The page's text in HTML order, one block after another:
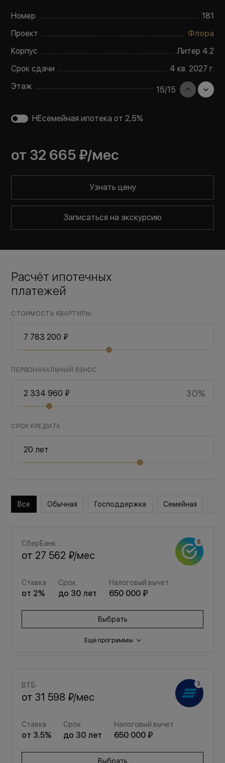
Номер
181
Проект
Флора
Корпус
Литер 4.2
Срок сдачи
4 кв. 2027 г.
Этаж
15/15
НЕсемейная ипотека от 2,5%
от 32 665 ₽/мес
Узнать цену
Записаться на экскурсию
Расчёт ипотечных
платежей
СТОИМОСТЬ КВАРТИРЫ
ПЕРВОНАЧАЛЬНЫЙ ВЗНОС
30%
СРОК КРЕДИТА
Все Обычная Господдержка Семейная
СберБанк
от 27 562 ₽/мес
Ставка
от 2%
Срок
до 30 лет
Налоговый вычет
650 000 ₽
Выбрать
Ещё программы
от36 906 ₽/мес
от3.5% до30 650 000 ₽
Выбрать
ВТБ
от31 598 ₽/мес
Ставка
от 3.5%
Срок
до 30 лет
Налоговый вычет
650 000 ₽
Выбрать